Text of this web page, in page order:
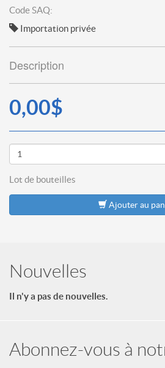
Code SAQ:
Importation privée
Description
0,00$
Lot de bouteilles
Ajouter au
Nouvelles
Il n'y a pas de nouvelles.
Abonnez-vous à